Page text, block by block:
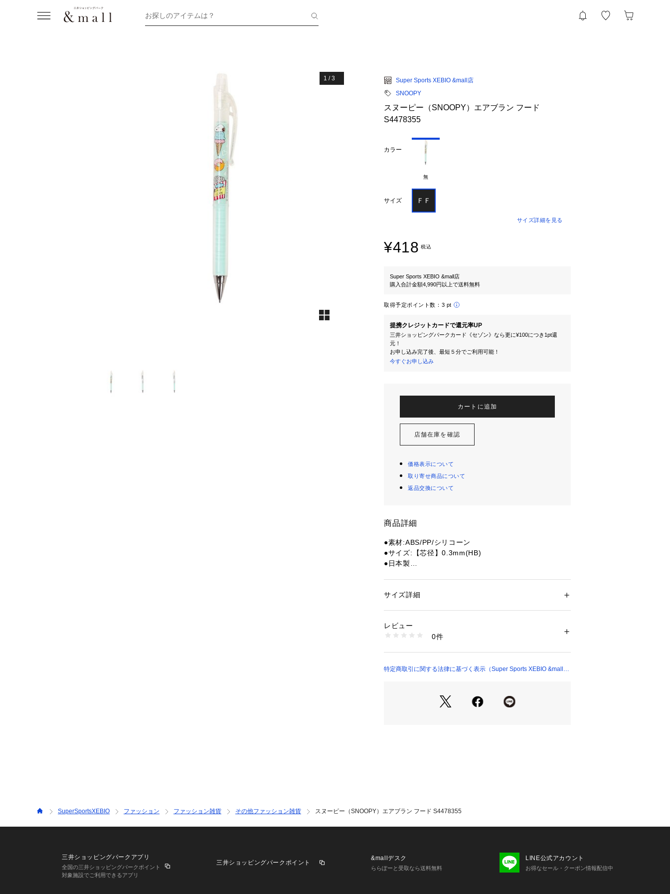
お探しのアイテムは？
1 /3
Super Sports XEBIO &mall店
SNOOPY
スヌーピー（SNOOPY）エアブラン フード
S4478355
カラー
無
サイズ ＦＦ
サイズ詳細を見る
¥418 税込
Super Sports XEBIO &mall店
購入合計金額4,990円以上で送料無料
取得予定ポイント数： 3 pt
提携クレジットカードで還元率UP
三井ショッピングパークカード《セゾン》なら更に¥100につき1pt還
元！
お申し込み完了後、最短５分でご利用可能！
今すぐお申し込み
カートに追加
店舗在庫を確認
価格表示について
取り寄せ商品について
返品交換について
商品詳細
●素材:ABS/PP/シリコーン
●サイズ:【芯径】0.3mm(HB)
●日本製
記と異なる場合がございます。
掲載の価格・デザイン・仕様について、予告なく変更す
ることがあります。あらかじめご了承ください。【スヌ
【子供】【JR】
性別：レディース
1540000182154
サイズ詳細
レビュー
0件
特定商取引に関する法律に基づく表示（Super Sports XEBIO &mall
SuperSportsXEBIO ファッション ファッション雑貨 その他ファッション雑貨 スヌーピー（SNOOPY）エアブラン フード S4478355
三井ショッピングパークアプリ
全国の三井ショッピングパークポイント
対象施設でご利用できるアプリ
三井ショッピングパークポイント
&mallデスク
ららぽーと受取なら送料無料
LINE公式アカウント
お得なセール・クーポン情報配信中